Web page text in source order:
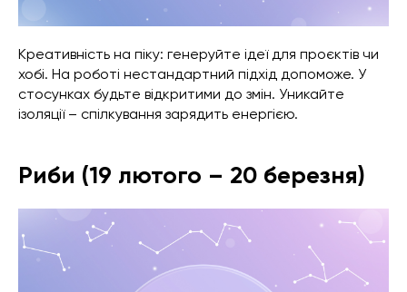
Креативність на піку: генеруйте ідеї для проєктів чи
хобі. На роботі нестандартний підхід допоможе. У
стосунках будьте відкритими до змін. Уникайте
ізоляції – спілкування зарядить енергією.
Риби (19 лютого – 20 березня)